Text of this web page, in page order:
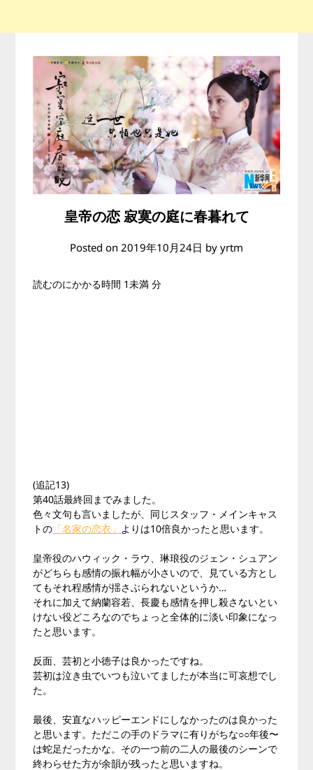
皇帝の恋 寂寞の庭に春暮れて
Posted on 2019年10月24日 by yrtm
読むのにかかる時間 1未満 分
(追記13)
第40話最終回までみました。
色々文句も言いましたが、同じスタッフ・メインキャス
トの 「名家の恋衣」 よりは10倍良かったと思います。
皇帝役のハウィック・ラウ、琳琅役のジェン・シュアン
がどちらも感情の振れ幅が小さいので、見ている方とし
てもそれ程感情が揺さぶられないというか…
それに加えて納蘭容若、長慶も感情を押し殺さないとい
けない役どころなのでちょっと全体的に淡い印象になっ
たと思います。
反面、芸初と小徳子は良かったですね。
芸初は泣き虫でいつも泣いてましたが本当に可哀想でし
た。
最後、安直なハッピーエンドにしなかったのは良かった
と思います。ただこの手のドラマに有りがちな○○年後〜
は蛇足だったかな。その一つ前の二人の最後のシーンで
終わらせた方が余韻が残ったと思いますね。